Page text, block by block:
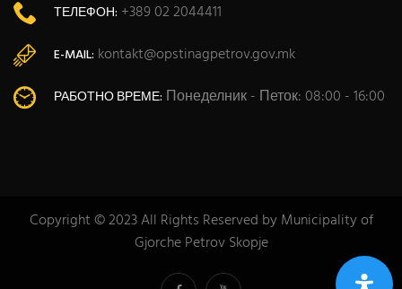
ТЕЛЕФОН: +389 02 2044411
E-MAIL: kontakt@opstinagpetrov.gov.mk
РАБОТНО ВРЕМЕ: Понеделник - Петок: 08:00 - 16:00
Copyright © 2023 All Rights Reserved by Municipality of
Gjorche Petrov Skopje